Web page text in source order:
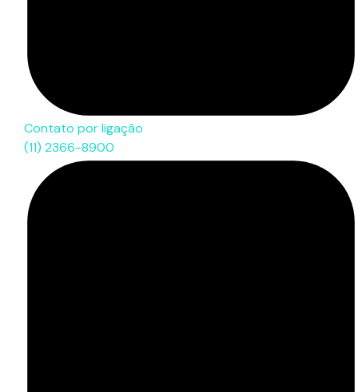
Contato por ligação
(11) 2366-8900